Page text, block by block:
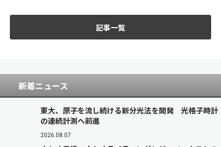
記事一覧
新着ニュース
東大、原子を流し続ける新分光法を開発 光格子時計
の連続計測へ前進
2026.08.07